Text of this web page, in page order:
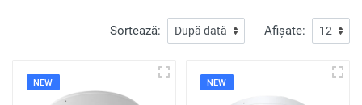
Sortează: Afișate:
NEW NEW